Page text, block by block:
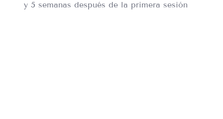
y 5 semanas después de la primera sesión